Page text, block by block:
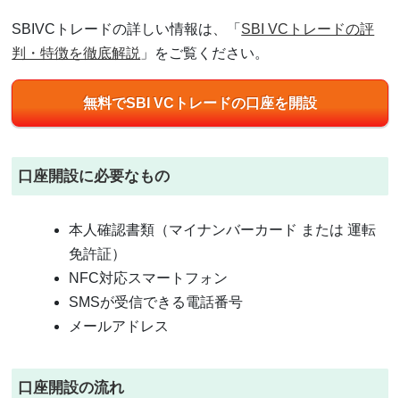
SBIVCトレードの詳しい情報は、「 SBI VCトレードの評
判・特徴を徹底解説 」をご覧ください。
無料でSBI VCトレードの口座を開設
口座開設に必要なもの
本人確認書類（マイナンバーカード または 運転
免許証）
NFC対応スマートフォン
SMSが受信できる電話番号
メールアドレス
口座開設の流れ